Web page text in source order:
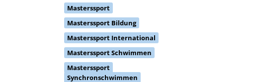
Masterssport
Masterssport Bildung
Masterssport International
Masterssport Schwimmen
Masterssport
Synchronschwimmen